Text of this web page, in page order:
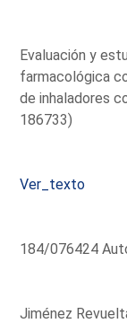
Evaluación y
farmacológica
de inhaladores
186733)
Ver_texto
184/076424
Jiménez